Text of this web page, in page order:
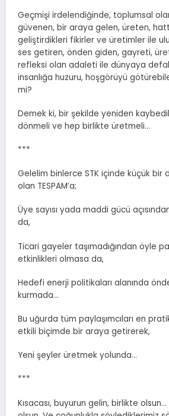
Geçmişi irdelendiğinde, toplumsal
güvenen, bir araya gelen, üreten,
geliştirdikleri fikirler ve üretimler ile
ses getiren, önden giden, gayreti,
refleksi olan adaleti ile dünyaya
insanlığa huzuru, hoşgörüyü
mi?
Demek ki, bir şekilde yeniden
dönmeli ve hep birlikte üretmeli…
***
Gelelim binlerce STK içinde küçük bir
olan TESPAM’a;
Üye sayısı yada maddi gücü
da,
Ticari gayeler taşımadığından öyle
etkinlikleri olmasa da,
Hedefi enerji politikaları alanında
kurmada…
Bu uğurda tüm paylaşımcıları en
etkili biçimde bir araya getirerek,
Yeni şeyler üretmek yolunda…
***
Kısacası, buyurun gelin, birlikte